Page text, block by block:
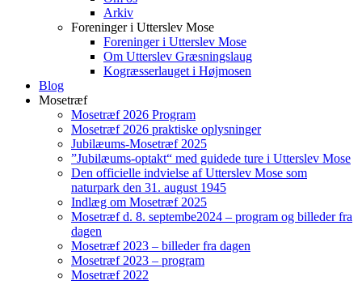
Arkiv
Foreninger i Utterslev Mose
Foreninger i Utterslev Mose
Om Utterslev Græsningslaug
Kogræsserlauget i Højmosen
Blog
Mosetræf
Mosetræf 2026 Program
Mosetræf 2026 praktiske oplysninger
Jubilæums-Mosetræf 2025
”Jubilæums-optakt“ med guidede ture i Utterslev Mose
Den officielle indvielse af Utterslev Mose som
naturpark den 31. august 1945
Indlæg om Mosetræf 2025
Mosetræf d. 8. septembe2024 – program og billeder fra
dagen
Mosetræf 2023 – billeder fra dagen
Mosetræf 2023 – program
Mosetræf 2022